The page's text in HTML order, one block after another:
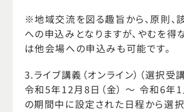
※地域交流を図る趣旨から、原則、
への申込みとなりますが、やむを得
は他会場への申込みも可能です。
3.ライブ講義（オンライン）（選択受講
令和5年12月8日（金） ～ 令和6年1
の期間中に設定された日程から選択